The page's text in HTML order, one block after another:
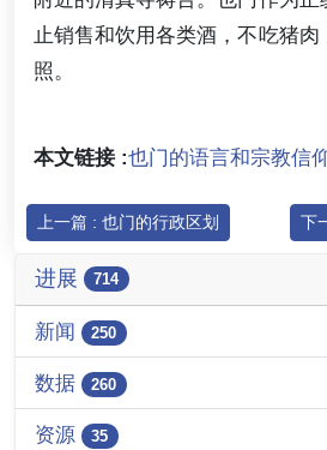
止销售和饮用各类酒，不吃猪肉
照。
本文链接 :也门的语言和宗教信
上一篇 : 也门的行政区划 下
进展 714
新闻 250
数据 260
资源 35